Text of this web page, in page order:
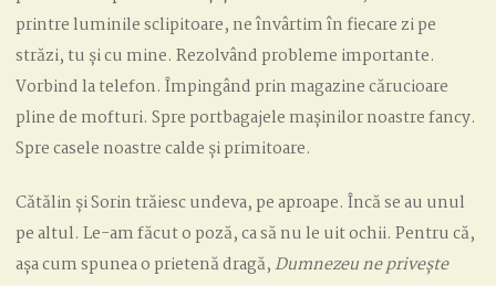
printre luminile sclipitoare, ne învârtim în fiecare zi pe
străzi, tu și cu mine. Rezolvând probleme importante.
Vorbind la telefon. Împingând prin magazine cărucioare
pline de mofturi. Spre portbagajele mașinilor noastre fancy.
Spre casele noastre calde și primitoare.
Cătălin și Sorin trăiesc undeva, pe aproape. Încă se au unul
pe altul. Le-am făcut o poză, ca să nu le uit ochii. Pentru că,
așa cum spunea o prietenă dragă, Dumnezeu ne privește